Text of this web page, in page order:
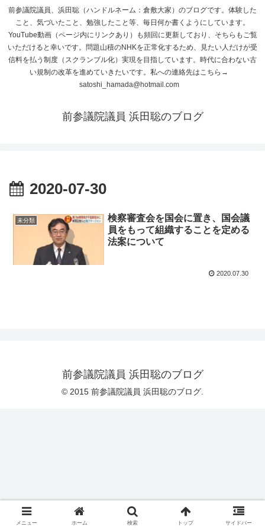
前参議院議員、浜田聡（ハンドルネーム：倉敷大家）のブログです。体験した
こと、気づいたこと、勉強したこと等、毎日何か書くようにしています。
YouTube動画（ページ内にリンクあり）も頻回に更新しており、そちらもご覧
いただけると幸いです。問題山積のNHKを正常化するため、見たい人だけが受
信料を払う制度（スクランブル化）実現を目指しています。時代に合わない古
い規制の改革を進めていきたいです。私への連絡先はこちら→
satoshi_hamada@hotmail.com
前参議院議員 浜田聡のブログ
2020-07-30
未分類
検察審査会を国会に置き、国会議
員をもって組織することを定める
法案について
2020.07.30
前参議院議員 浜田聡のブログ
© 2015 前参議院議員 浜田聡のブログ.
メニュー ホーム 検索 トップ サイドバー